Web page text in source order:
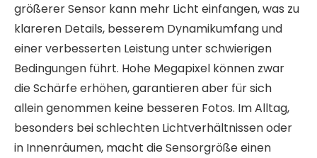
größerer Sensor kann mehr Licht einfangen, was zu
klareren Details, besserem Dynamikumfang und
einer verbesserten Leistung unter schwierigen
Bedingungen führt. Hohe Megapixel können zwar
die Schärfe erhöhen, garantieren aber für sich
allein genommen keine besseren Fotos. Im Alltag,
besonders bei schlechten Lichtverhältnissen oder
in Innenräumen, macht die Sensorgröße einen